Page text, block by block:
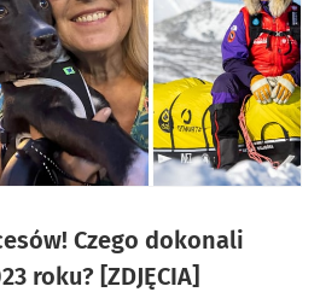
Czego dokonali
roku? [ZDJĘCIA]